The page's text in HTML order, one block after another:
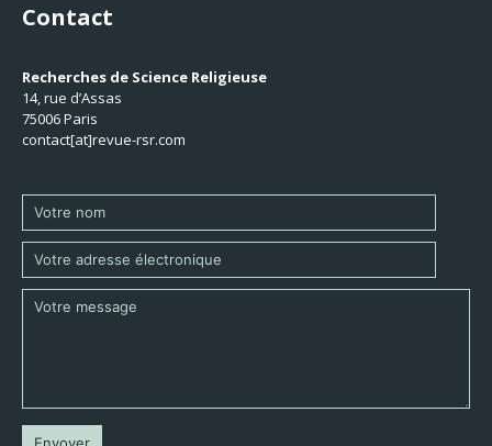
Contact
Recherches de Science Religieuse
14, rue d’Assas
75006 Paris
contact[at]revue-rsr.com